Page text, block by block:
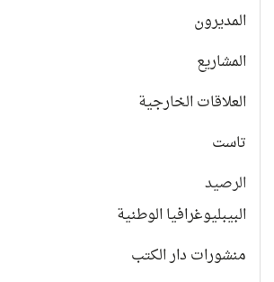
المديرون
المشاريع
العلاقات الخارجية
تاست
الرصيد
البيبليوغرافيا الوطنية
منشورات دار الكتب